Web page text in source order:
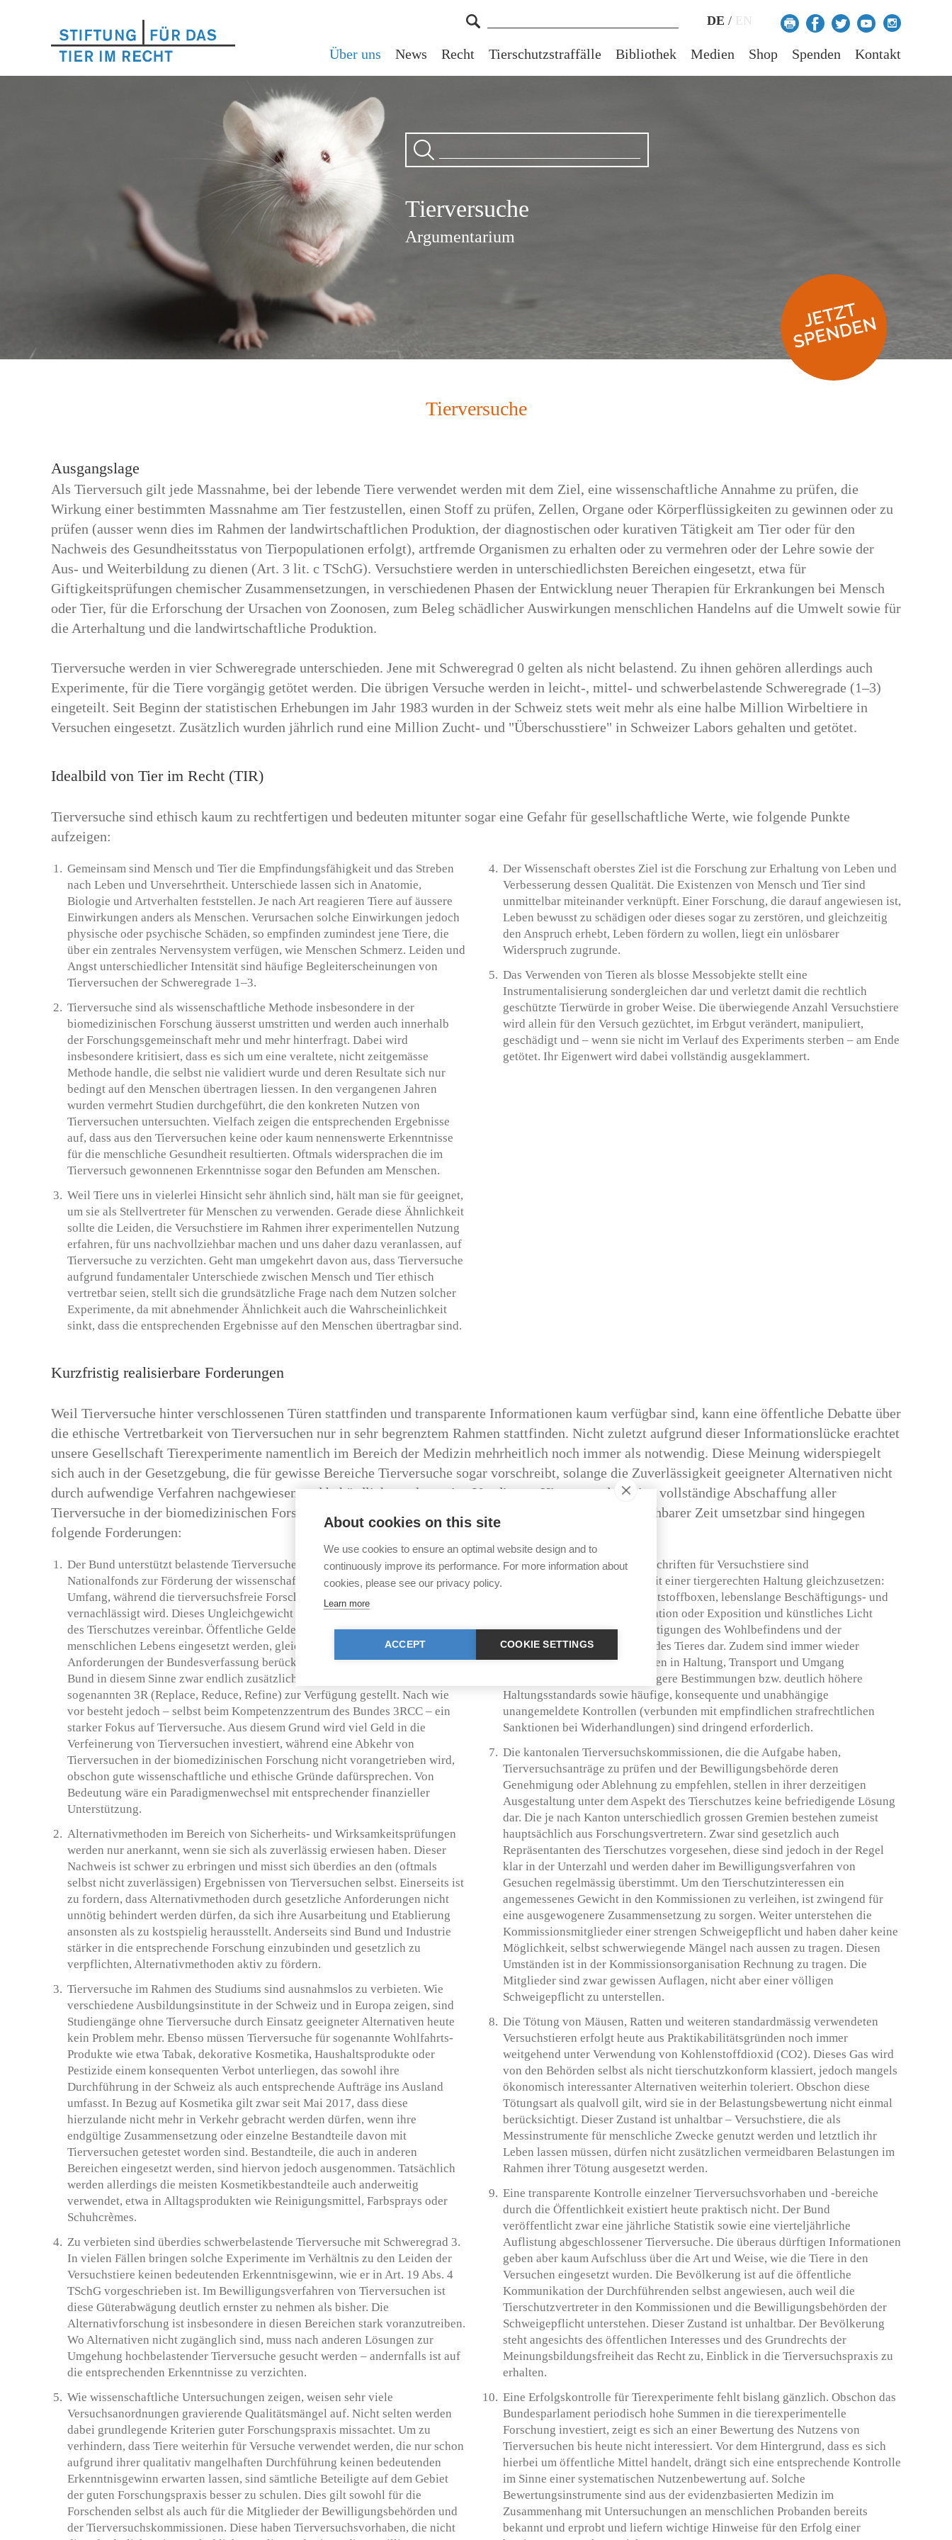
DE / EN
Über uns News Recht Tierschutzstraffälle Bibliothek Medien Shop Spenden Kontakt
Tierversuche
Argumentarium
Tierversuche
Ausgangslage
Als Tierversuch gilt jede Massnahme, bei der lebende Tiere verwendet werden mit dem Ziel, eine wissenschaftliche Annahme zu prüfen, die
Wirkung einer bestimmten Massnahme am Tier festzustellen, einen Stoff zu prüfen, Zellen, Organe oder Körperflüssigkeiten zu gewinnen oder zu
prüfen (ausser wenn dies im Rahmen der landwirtschaftlichen Produktion, der diagnostischen oder kurativen Tätigkeit am Tier oder für den
Nachweis des Gesundheitsstatus von Tierpopulationen erfolgt), artfremde Organismen zu erhalten oder zu vermehren oder der Lehre sowie der
Aus- und Weiterbildung zu dienen (Art. 3 lit. c TSchG). Versuchstiere werden in unterschiedlichsten Bereichen eingesetzt, etwa für
Giftigkeitsprüfungen chemischer Zusammensetzungen, in verschiedenen Phasen der Entwicklung neuer Therapien für Erkrankungen bei Mensch
oder Tier, für die Erforschung der Ursachen von Zoonosen, zum Beleg schädlicher Auswirkungen menschlichen Handelns auf die Umwelt sowie für
die Arterhaltung und die landwirtschaftliche Produktion.
Tierversuche werden in vier Schweregrade unterschieden. Jene mit Schweregrad 0 gelten als nicht belastend. Zu ihnen gehören allerdings auch
Experimente, für die Tiere vorgängig getötet werden. Die übrigen Versuche werden in leicht-, mittel- und schwerbelastende Schweregrade (1–3)
eingeteilt. Seit Beginn der statistischen Erhebungen im Jahr 1983 wurden in der Schweiz stets weit mehr als eine halbe Million Wirbeltiere in
Versuchen eingesetzt. Zusätzlich wurden jährlich rund eine Million Zucht- und "Überschusstiere" in Schweizer Labors gehalten und getötet.
Idealbild von Tier im Recht (TIR)
Tierversuche sind ethisch kaum zu rechtfertigen und bedeuten mitunter sogar eine Gefahr für gesellschaftliche Werte, wie folgende Punkte
aufzeigen:
Gemeinsam sind Mensch und Tier die Empfindungsfähigkeit und das Streben
nach Leben und Unversehrtheit. Unterschiede lassen sich in Anatomie,
Biologie und Artverhalten feststellen. Je nach Art reagieren Tiere auf äussere
Einwirkungen anders als Menschen. Verursachen solche Einwirkungen jedoch
physische oder psychische Schäden, so empfinden zumindest jene Tiere, die
über ein zentrales Nervensystem verfügen, wie Menschen Schmerz. Leiden und
Angst unterschiedlicher Intensität sind häufige Begleiterscheinungen von
Tierversuchen der Schweregrade 1–3.
Tierversuche sind als wissenschaftliche Methode insbesondere in der
biomedizinischen Forschung äusserst umstritten und werden auch innerhalb
der Forschungsgemeinschaft mehr und mehr hinterfragt. Dabei wird
insbesondere kritisiert, dass es sich um eine veraltete, nicht zeitgemässe
Methode handle, die selbst nie validiert wurde und deren Resultate sich nur
bedingt auf den Menschen übertragen liessen. In den vergangenen Jahren
wurden vermehrt Studien durchgeführt, die den konkreten Nutzen von
Tierversuchen untersuchten. Vielfach zeigen die entsprechenden Ergebnisse
auf, dass aus den Tierversuchen keine oder kaum nennenswerte Erkenntnisse
für die menschliche Gesundheit resultierten. Oftmals widersprachen die im
Tierversuch gewonnenen Erkenntnisse sogar den Befunden am Menschen.
Weil Tiere uns in vielerlei Hinsicht sehr ähnlich sind, hält man sie für geeignet,
um sie als Stellvertreter für Menschen zu verwenden. Gerade diese Ähnlichkeit
sollte die Leiden, die Versuchstiere im Rahmen ihrer experimentellen Nutzung
erfahren, für uns nachvollziehbar machen und uns daher dazu veranlassen, auf
Tierversuche zu verzichten. Geht man umgekehrt davon aus, dass Tierversuche
aufgrund fundamentaler Unterschiede zwischen Mensch und Tier ethisch
vertretbar seien, stellt sich die grundsätzliche Frage nach dem Nutzen solcher
Experimente, da mit abnehmender Ähnlichkeit auch die Wahrscheinlichkeit
sinkt, dass die entsprechenden Ergebnisse auf den Menschen übertragbar sind.
Der Wissenschaft oberstes Ziel ist die Forschung zur Erhaltung von Leben und
Verbesserung dessen Qualität. Die Existenzen von Mensch und Tier sind
unmittelbar miteinander verknüpft. Einer Forschung, die darauf angewiesen ist,
Leben bewusst zu schädigen oder dieses sogar zu zerstören, und gleichzeitig
den Anspruch erhebt, Leben fördern zu wollen, liegt ein unlösbarer
Widerspruch zugrunde.
Das Verwenden von Tieren als blosse Messobjekte stellt eine
Instrumentalisierung sondergleichen dar und verletzt damit die rechtlich
geschützte Tierwürde in grober Weise. Die überwiegende Anzahl Versuchstiere
wird allein für den Versuch gezüchtet, im Erbgut verändert, manipuliert,
geschädigt und – wenn sie nicht im Verlauf des Experiments sterben – am Ende
getötet. Ihr Eigenwert wird dabei vollständig ausgeklammert.
Kurzfristig realisierbare Forderungen
Weil Tierversuche hinter verschlossenen Türen stattfinden und transparente Informationen kaum verfügbar sind, kann eine öffentliche Debatte über
die ethische Vertretbarkeit von Tierversuchen nur in sehr begrenztem Rahmen stattfinden. Nicht zuletzt aufgrund dieser Informationslücke erachtet
unsere Gesellschaft Tierexperimente namentlich im Bereich der Medizin mehrheitlich noch immer als notwendig. Diese Meinung widerspiegelt
sich auch in der Gesetzgebung, die für gewisse Bereiche Tierversuche sogar vorschreibt, solange die Zuverlässigkeit geeigneter Alternativen nicht
durch aufwendige Verfahren nachgewiesen und behördlich anerkannt ist. Vor diesem Hintergrund ist eine vollständige Abschaffung aller
Tierversuche in der biomedizinischen Forschung derzeit nicht absehbar. Durchaus realistisch und in absehbarer Zeit umsetzbar sind hingegen
folgende Forderungen:
Der Bund unterstützt belastende Tierversuche im Rahmen des Schweizerischen
Nationalfonds zur Förderung der wissenschaftlichen Forschung in grossem
Umfang, während die tierversuchsfreie Forschung vergleichsweise
vernachlässigt wird. Dieses Ungleichgewicht ist nicht mit dem Bundesauftrag
des Tierschutzes vereinbar. Öffentliche Gelder müssen zur Erhaltung
menschlichen Lebens eingesetzt werden, gleichzeitig aber auch die ethischen
Anforderungen der Bundesverfassung berücksichtigen. Vor kurzem hat der
Bund in diesem Sinne zwar endlich zusätzliche Mittel im Bereich der
sogenannten 3R (Replace, Reduce, Refine) zur Verfügung gestellt. Nach wie
vor besteht jedoch – selbst beim Kompetenzzentrum des Bundes 3RCC – ein
starker Fokus auf Tierversuche. Aus diesem Grund wird viel Geld in die
Verfeinerung von Tierversuchen investiert, während eine Abkehr von
Tierversuchen in der biomedizinischen Forschung nicht vorangetrieben wird,
obschon gute wissenschaftliche und ethische Gründe dafürsprechen. Von
Bedeutung wäre ein Paradigmenwechsel mit entsprechender finanzieller
Unterstützung.
Alternativmethoden im Bereich von Sicherheits- und Wirksamkeitsprüfungen
werden nur anerkannt, wenn sie sich als zuverlässig erwiesen haben. Dieser
Nachweis ist schwer zu erbringen und misst sich überdies an den (oftmals
selbst nicht zuverlässigen) Ergebnissen von Tierversuchen selbst. Einerseits ist
zu fordern, dass Alternativmethoden durch gesetzliche Anforderungen nicht
unnötig behindert werden dürfen, da sich ihre Ausarbeitung und Etablierung
ansonsten als zu kostspielig herausstellt. Anderseits sind Bund und Industrie
stärker in die entsprechende Forschung einzubinden und gesetzlich zu
verpflichten, Alternativmethoden aktiv zu fördern.
Tierversuche im Rahmen des Studiums sind ausnahmslos zu verbieten. Wie
verschiedene Ausbildungsinstitute in der Schweiz und in Europa zeigen, sind
Studiengänge ohne Tierversuche durch Einsatz geeigneter Alternativen heute
kein Problem mehr. Ebenso müssen Tierversuche für sogenannte Wohlfahrts-
Produkte wie etwa Tabak, dekorative Kosmetika, Haushaltsprodukte oder
Pestizide einem konsequenten Verbot unterliegen, das sowohl ihre
Durchführung in der Schweiz als auch entsprechende Aufträge ins Ausland
umfasst. In Bezug auf Kosmetika gilt zwar seit Mai 2017, dass diese
hierzulande nicht mehr in Verkehr gebracht werden dürfen, wenn ihre
endgültige Zusammensetzung oder einzelne Bestandteile davon mit
Tierversuchen getestet worden sind. Bestandteile, die auch in anderen
Bereichen eingesetzt werden, sind hiervon jedoch ausgenommen. Tatsächlich
werden allerdings die meisten Kosmetikbestandteile auch anderweitig
verwendet, etwa in Alltagsprodukten wie Reinigungsmittel, Farbsprays oder
Schuhcrèmes.
Zu verbieten sind überdies schwerbelastende Tierversuche mit Schweregrad 3.
In vielen Fällen bringen solche Experimente im Verhältnis zu den Leiden der
Versuchstiere keinen bedeutenden Erkenntnisgewinn, wie er in Art. 19 Abs. 4
TSchG vorgeschrieben ist. Im Bewilligungsverfahren von Tierversuchen ist
diese Güterabwägung deutlich ernster zu nehmen als bisher. Die
Alternativforschung ist insbesondere in diesen Bereichen stark voranzutreiben.
Wo Alternativen nicht zugänglich sind, muss nach anderen Lösungen zur
Umgehung hochbelastender Tierversuche gesucht werden – andernfalls ist auf
die entsprechenden Erkenntnisse zu verzichten.
Wie wissenschaftliche Untersuchungen zeigen, weisen sehr viele
Versuchsanordnungen gravierende Qualitätsmängel auf. Nicht selten werden
dabei grundlegende Kriterien guter Forschungspraxis missachtet. Um zu
verhindern, dass Tiere weiterhin für Versuche verwendet werden, die nur schon
aufgrund ihrer qualitativ mangelhaften Durchführung keinen bedeutenden
Erkenntnisgewinn erwarten lassen, sind sämtliche Beteiligte auf dem Gebiet
der guten Forschungspraxis besser zu schulen. Dies gilt sowohl für die
Forschenden selbst als auch für die Mitglieder der Bewilligungsbehörden und
der Tierversuchskommissionen. Diese haben Tierversuchsvorhaben, die nicht
Die gesetzlichen Haltungsvorschriften für Versuchstiere sind
Minimalvorgaben und nicht mit einer tiergerechten Haltung gleichzusetzen:
Sterile Metallkäfige oder Kunststoffboxen, lebenslange Beschäftigungs- und
Bewegungsarmut, soziale Isolation oder Exposition und künstliches Licht
stellen gravierende Beeinträchtigungen des Wohlbefindens und der
artspezifischen Bedürfnisse jedes Tieres dar. Zudem sind immer wieder
Verstösse gegen die Vorschriften in Haltung, Transport und Umgang
festzustellen. Wesentlich strengere Bestimmungen bzw. deutlich höhere
Haltungsstandards sowie häufige, konsequente und unabhängige
unangemeldete Kontrollen (verbunden mit empfindlichen strafrechtlichen
Sanktionen bei Widerhandlungen) sind dringend erforderlich.
Die kantonalen Tierversuchskommissionen, die die Aufgabe haben,
Tierversuchsanträge zu prüfen und der Bewilligungsbehörde deren
Genehmigung oder Ablehnung zu empfehlen, stellen in ihrer derzeitigen
Ausgestaltung unter dem Aspekt des Tierschutzes keine befriedigende Lösung
dar. Die je nach Kanton unterschiedlich grossen Gremien bestehen zumeist
hauptsächlich aus Forschungsvertretern. Zwar sind gesetzlich auch
Repräsentanten des Tierschutzes vorgesehen, diese sind jedoch in der Regel
klar in der Unterzahl und werden daher im Bewilligungsverfahren von
Gesuchen regelmässig überstimmt. Um den Tierschutzinteressen ein
angemessenes Gewicht in den Kommissionen zu verleihen, ist zwingend für
eine ausgewogenere Zusammensetzung zu sorgen. Weiter unterstehen die
Kommissionsmitglieder einer strengen Schweigepflicht und haben daher keine
Möglichkeit, selbst schwerwiegende Mängel nach aussen zu tragen. Diesen
Umständen ist in der Kommissionsorganisation Rechnung zu tragen. Die
Mitglieder sind zwar gewissen Auflagen, nicht aber einer völligen
Schweigepflicht zu unterstellen.
Die Tötung von Mäusen, Ratten und weiteren standardmässig verwendeten
Versuchstieren erfolgt heute aus Praktikabilitätsgründen noch immer
weitgehend unter Verwendung von Kohlenstoffdioxid (CO2). Dieses Gas wird
von den Behörden selbst als nicht tierschutzkonform klassiert, jedoch mangels
ökonomisch interessanter Alternativen weiterhin toleriert. Obschon diese
Tötungsart als qualvoll gilt, wird sie in der Belastungsbewertung nicht einmal
berücksichtigt. Dieser Zustand ist unhaltbar – Versuchstiere, die als
Messinstrumente für menschliche Zwecke genutzt werden und letztlich ihr
Leben lassen müssen, dürfen nicht zusätzlichen vermeidbaren Belastungen im
Rahmen ihrer Tötung ausgesetzt werden.
Eine transparente Kontrolle einzelner Tierversuchsvorhaben und -bereiche
durch die Öffentlichkeit existiert heute praktisch nicht. Der Bund
veröffentlicht zwar eine jährliche Statistik sowie eine vierteljährliche
Auflistung abgeschlossener Tierversuche. Die überaus dürftigen Informationen
geben aber kaum Aufschluss über die Art und Weise, wie die Tiere in den
Versuchen eingesetzt wurden. Die Bevölkerung ist auf die öffentliche
Kommunikation der Durchführenden selbst angewiesen, auch weil die
Tierschutzvertreter in den Kommissionen und die Bewilligungsbehörden der
Schweigepflicht unterstehen. Dieser Zustand ist unhaltbar. Der Bevölkerung
steht angesichts des öffentlichen Interesses und des Grundrechts der
Meinungsbildungsfreiheit das Recht zu, Einblick in die Tierversuchspraxis zu
erhalten.
Eine Erfolgskontrolle für Tierexperimente fehlt bislang gänzlich. Obschon das
Bundesparlament periodisch hohe Summen in die tierexperimentelle
Forschung investiert, zeigt es sich an einer Bewertung des Nutzens von
Tierversuchen bis heute nicht interessiert. Vor dem Hintergrund, dass es sich
hierbei um öffentliche Mittel handelt, drängt sich eine entsprechende Kontrolle
im Sinne einer systematischen Nutzenbewertung auf. Solche
Bewertungsinstrumente sind aus der evidenzbasierten Medizin im
Zusammenhang mit Untersuchungen an menschlichen Probanden bereits
bekannt und erprobt und liefern wichtige Hinweise für den Erfolg einer
About cookies on this site
We use cookies to ensure an optimal website design and to
continuously improve its performance. For more information about
cookies, please see our privacy policy.
Learn more
ACCEPT COOKIE SETTINGS